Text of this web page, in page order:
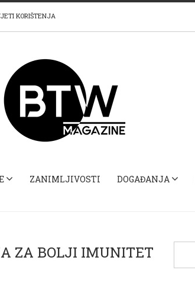
KORIŠTENJA
ZANIMLJIVOSTI DOGAĐANJA
ZA BOLJI IMUNITET